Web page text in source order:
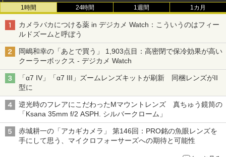
1時間 24時間 1週間 1カ月
カメラバカにつける薬 in デジカメ Watch：こういうのはフィー
ルドズームと呼ぼう
岡嶋和幸の「あとで買う」 1,903点目：高密閉で保冷効果が高い
クーラーボックス - デジカメ Watch
「α7 IV」「α7 III」ズームレンズキットが刷新 同梱レンズがII
型に
逆光時のフレアにこだわったMマウントレンズ 真ちゅう鏡筒の
「Ksana 35mm f/2 ASPH. シルバークローム」
赤城耕一の「アカギカメラ」 第146回：PRO銘の魚眼レンズを
手にして思う、マイクロフォーサーズへの期待と可能性